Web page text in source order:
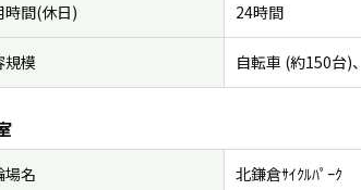
時間(休日) 24時間
規模 自転車 (約150台)
場名 北鎌倉ｻｲｸﾙﾊﾟｰｸ